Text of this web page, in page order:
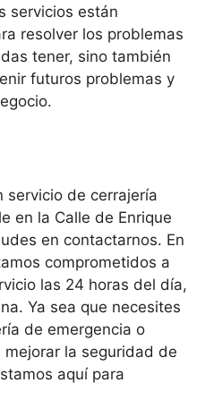
servicios están
resolver los problemas
tener, sino también
futuros problemas y
servicio de cerrajería
en la Calle de Enrique
en contactarnos. En
comprometidos a
las 24 horas del día,
Ya sea que necesites
de emergencia o
la seguridad de
aquí para